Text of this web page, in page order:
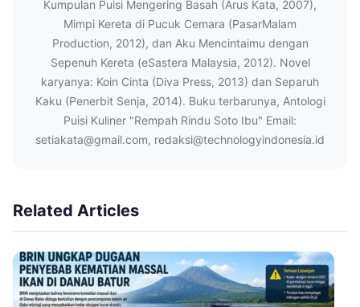
Kumpulan Puisi Mengering Basah (Arus Kata, 2007),
Mimpi Kereta di Pucuk Cemara (PasarMalam
Production, 2012), dan Aku Mencintaimu dengan
Sepenuh Kereta (eSastera Malaysia, 2012). Novel
karyanya: Koin Cinta (Diva Press, 2013) dan Separuh
Kaku (Penerbit Senja, 2014). Buku terbarunya, Antologi
Puisi Kuliner "Rempah Rindu Soto Ibu" Email:
setiakata@gmail.com, redaksi@technologyindonesia.id
Related Articles